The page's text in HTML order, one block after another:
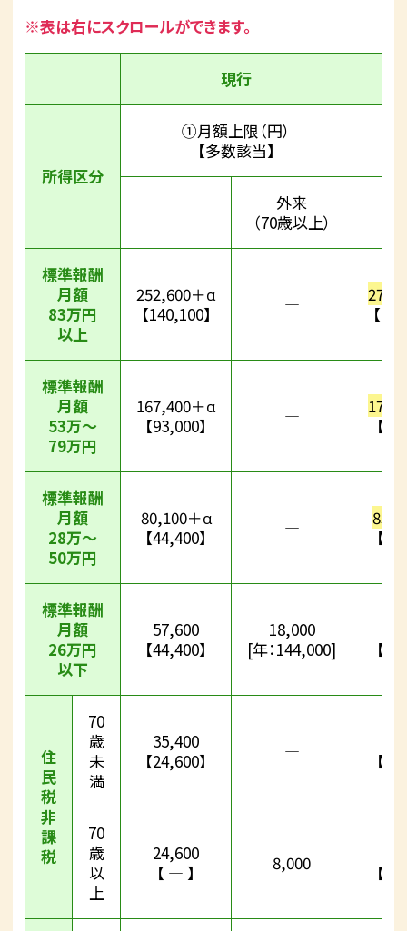
※表は右にスクロールができます。
現行
所得区分
①月額上限（円）
【多数該当】
外来
（70歳以上）
標準報酬
月額
83万円
以上
252,600＋α
【140,100】
―
【
標準報酬
月額
53万～
79万円
167,400＋α
【93,000】
―
【
標準報酬
月額
28万～
50万円
80,100＋α
【44,400】
―
【
標準報酬
月額
26万円
以下
57,600
【44,400】
18,000
[年：144,000]
【
住
民
税
非
課
税
70
歳
未
満
35,400
【24,600】
―
【
70
歳
以
上
24,600
【 ― 】
8,000
【